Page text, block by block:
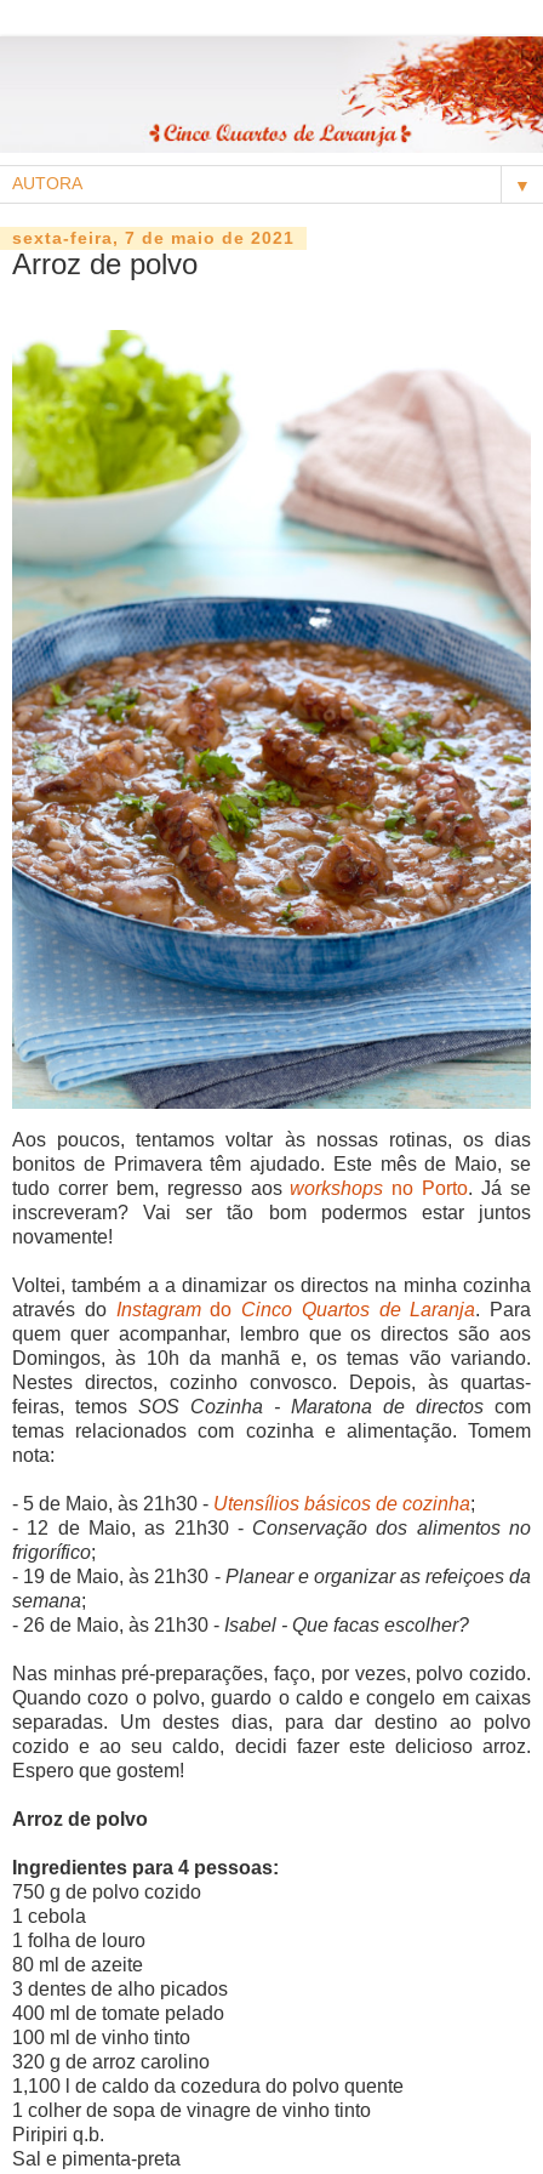
▼
sexta-feira, 7 de maio de 2021
Arroz de polvo
Aos poucos, tentamos voltar às nossas rotinas, os dias
bonitos de Primavera têm ajudado. Este mês de Maio, se
tudo correr bem, regresso aosworkshops no Porto. Já se
inscreveram? Vai ser tão bom podermos estar juntos
novamente!
Voltei, também a a dinamizar os directos na minha cozinha
através do Instagramdo Cinco Quartos de Laranja. Para
quem quer acompanhar, lembro que os directos são aos
Domingos, às 10h da manhã e, os temas vão variando.
Nestes directos, cozinho convosco. Depois, às quartas-
feiras, temos SOS Cozinha - Maratona de directos com
temas relacionados com cozinha e alimentação. Tomem
nota:
- 5 de Maio, às 21h30 - Utensílios básicos de cozinha;
- 12 de Maio, as 21h30 - Conservação dos alimentos no
frigorífico;
- 19 de Maio, às 21h30 - Planear e organizar as refeiçoes da
semana;
- 26 de Maio, às 21h30 - Isabel - Que facas escolher?
Nas minhas pré-preparações, faço, por vezes, polvo cozido.
Quando cozo o polvo, guardo o caldo e congelo em caixas
separadas. Um destes dias, para dar destino ao polvo
cozido e ao seu caldo, decidi fazer este delicioso arroz.
Espero que gostem!
Arroz de polvo
Ingredientes para 4 pessoas:
750 g de polvo cozido
1 cebola
1 folha de louro
80 ml de azeite
3 dentes de alho picados
400 ml de tomate pelado
100 ml de vinho tinto
320 g de arroz carolino
1,100 l de caldo da cozedura do polvo quente
1 colher de sopa de vinagre de vinho tinto
Piripiri q.b.
Sal e pimenta-preta